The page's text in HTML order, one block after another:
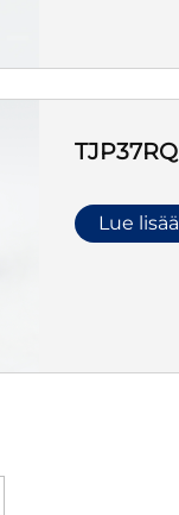
TJP37RQ
Lue lisää